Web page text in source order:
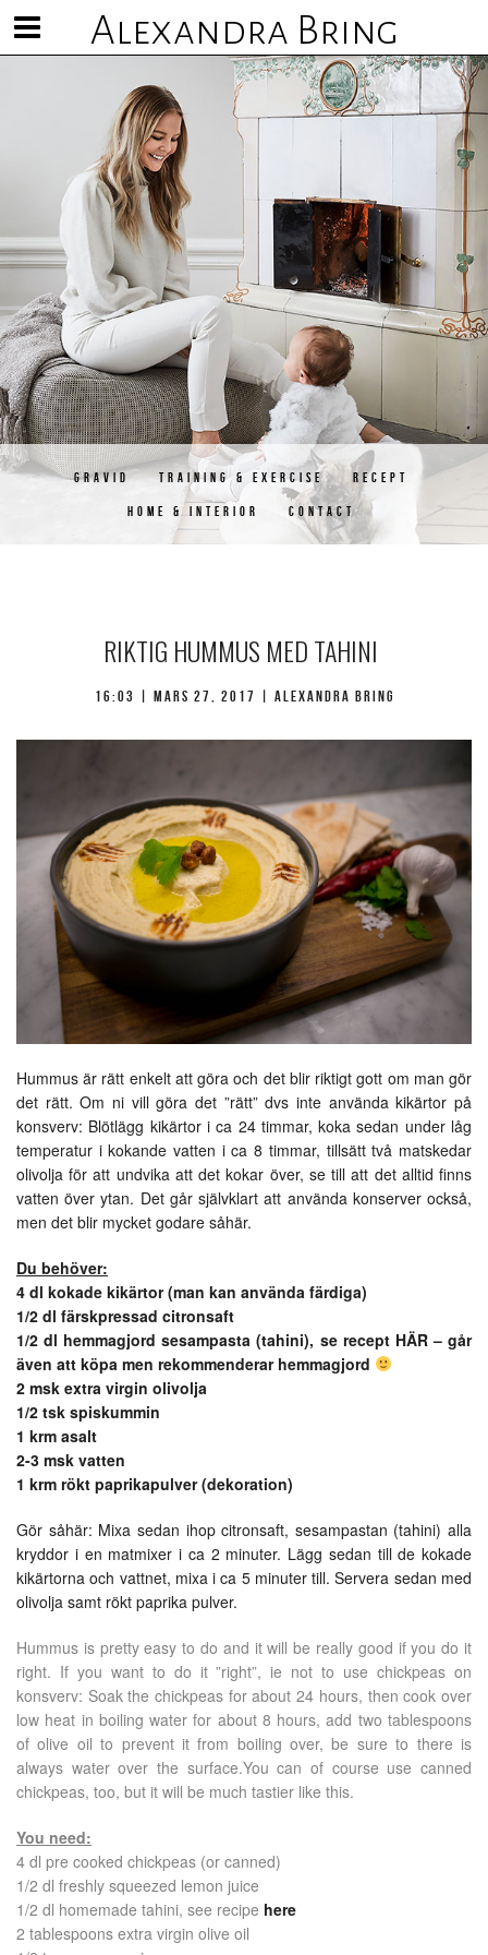
Alexandra Bring
Visa/göm
meny
GRAVID TRAINING & EXERCISE RECEPT
HOME & INTERIOR CONTACT
RIKTIG HUMMUS MED TAHINI
16:03 | mars 27, 2017 | Alexandra Bring
Hummus är rätt enkelt att göra och det blir riktigt gott om man gör
det rätt. Om ni vill göra det ”rätt” dvs inte använda kikärtor på
konsverv: Blötlägg kikärtor i ca 24 timmar, koka sedan under låg
temperatur i kokande vatten i ca 8 timmar, tillsätt två matskedar
olivolja för att undvika att det kokar över, se till att det alltid finns
vatten över ytan. Det går självklart att använda konserver också,
men det blir mycket godare såhär.
Du behöver:
4 dl kokade kikärtor (man kan använda färdiga)
1/2 dl färskpressad citronsaft
1/2 dl hemmagjord sesampasta (tahini), se recept HÄR– går
även att köpa men rekommenderar hemmagjord
2 msk extra virgin olivolja
1/2 tsk spiskummin
1 krm asalt
2-3 msk vatten
1 krm rökt paprikapulver (dekoration)
Gör såhär: Mixa sedan ihop citronsaft, sesampastan (tahini) alla
kryddor i en matmixer i ca 2 minuter. Lägg sedan till de kokade
kikärtorna och vattnet, mixa i ca 5 minuter till. Servera sedan med
olivolja samt rökt paprika pulver.
Hummus is pretty easy to do and it will be really good if you do it
right. If you want to do it ”right”, ie not to use chickpeas on
konsverv: Soak the chickpeas for about 24 hours, then cook over
low heat in boiling water for about 8 hours, add two tablespoons
of olive oil to prevent it from boiling over, be sure to there is
always water over the surface.You can of course use canned
chickpeas, too, but it will be much tastier like this.
You need:
4 dl pre cooked chickpeas (or canned)
1/2 dl freshly squeezed lemon juice
1/2 dl homemade tahini, see recipe here
2 tablespoons extra virgin olive oil